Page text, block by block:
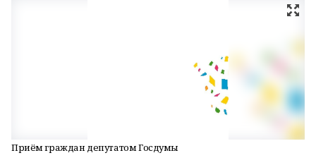
Приём граждан депутатом Госдумы